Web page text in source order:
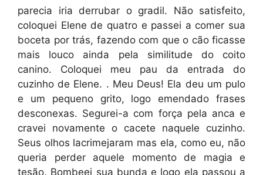
parecia iria derrubar o gradil. Não satisfeito,
coloquei Elene de quatro e passei a comer sua
boceta por trás, fazendo com que o cão ficasse
mais louco ainda pela similitude do coito
canino. Coloquei meu pau da entrada do
cuzinho de Elene. . Meu Deus! Ela deu um pulo
e um pequeno grito, logo emendado frases
desconexas. Segurei-a com força pela anca e
cravei novamente o cacete naquele cuzinho.
Seus olhos lacrimejaram mas ela, como eu, não
queria perder aquele momento de magia e
tesão. Bombeei sua bunda e logo ela passou a